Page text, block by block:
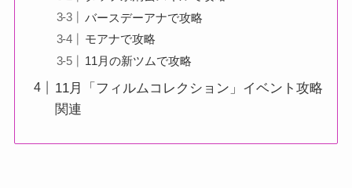
バースデーアナで攻略
モアナで攻略
11月の新ツムで攻略
11月「フィルムコレクション」イベント攻略
関連